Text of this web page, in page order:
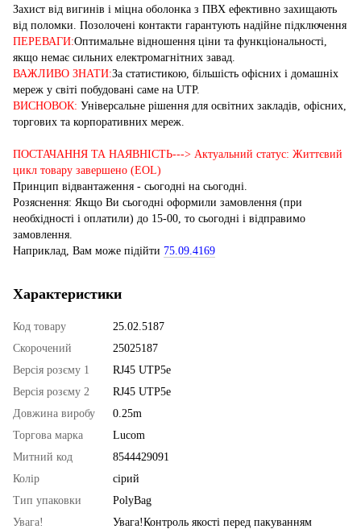
Захист від вигинів і міцна оболонка з ПВХ ефективно захищають
від поломки. Позолочені контакти гарантують надійне підключення
ПЕРЕВАГИ:Оптимальне відношення ціни та функціональності,
якщо немає сильних електромагнітних завад.
ВАЖЛИВО ЗНАТИ:За статистикою, більшість офісних і домашніх
мереж у світі побудовані саме на UTP.
ВИСНОВОК: Універсальне рішення для освітних закладів, офісних,
торгових та корпоративних мереж.
ПОСТАЧАННЯ ТА НАЯВНІСТЬ---> Актуальний статус: Життєвий
цикл товару завершено (EOL)
Принцип відвантаження - сьогодні на сьогодні.
Розяснення: Якщо Ви сьогодні оформили замовлення (при
необхідності і оплатили) до 15-00, то сьогодні і відправимо
замовлення.
Наприклад, Вам може підійти 75.09.4169
Характеристики
Код товару
25.02.5187
Скорочений
25025187
Версія розєму 1
RJ45 UTP5e
Версія розєму 2
RJ45 UTP5e
Довжина виробу
0.25m
Торгова марка
Lucom
Митний код
8544429091
Колір
сірий
Тип упаковки
PolyBag
Увага!
Увага!Контроль якості перед пакуванням